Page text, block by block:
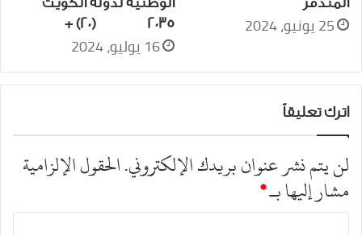
25 يونيو، 2024
2035 (20) +
16 يوليو، 2024
اترك تعليقاً
لن يتم نشر عنوان بريدك الإلكتروني.الحقول الإلزامية
مشار إليها بـ*
ا